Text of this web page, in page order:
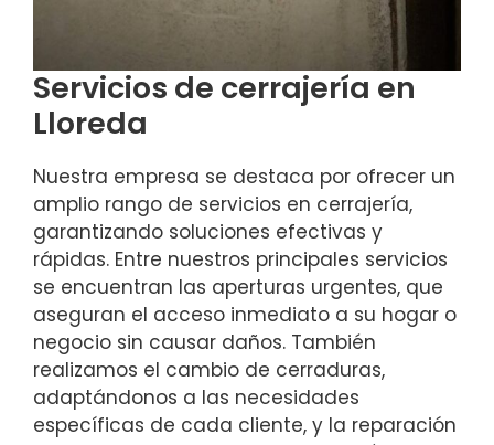
Servicios de cerrajería en
Lloreda
Nuestra empresa se destaca por ofrecer un
amplio rango de servicios en cerrajería,
garantizando soluciones efectivas y
rápidas. Entre nuestros principales servicios
se encuentran las aperturas urgentes, que
aseguran el acceso inmediato a su hogar o
negocio sin causar daños. También
realizamos el cambio de cerraduras,
adaptándonos a las necesidades
específicas de cada cliente, y la reparación